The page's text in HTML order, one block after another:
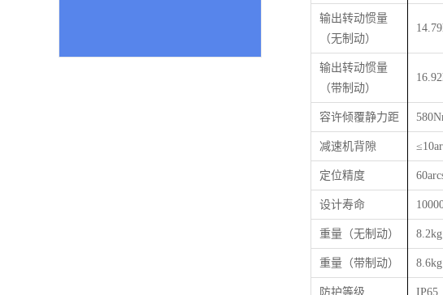
输出转动惯量
（无制动）
输出转动惯量
（带制动）
容许倾覆静力距
减速机背隙 ≤
定位精度
设计寿命
重量（无制动） 8.2kg
重量（带制动） 8.6kg
防护等级 IP65